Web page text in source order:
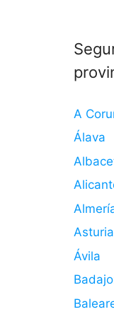
A
Álava
Ávila